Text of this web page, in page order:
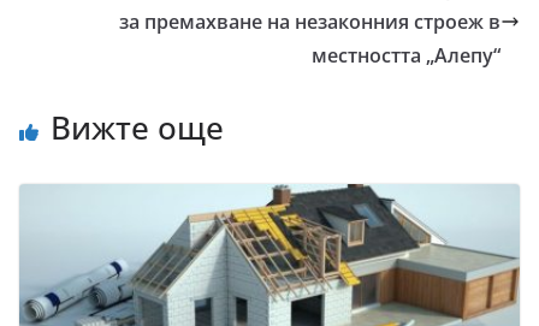
за премахване на незаконния строеж в
местността „Алепу“
Вижте още